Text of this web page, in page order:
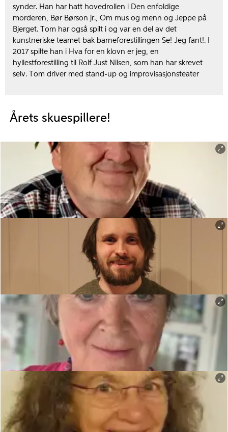
synder. Han har hatt hovedrollen i Den enfoldige
morderen, Bør Børson jr., Om mus og menn og Jeppe på
Bjerget. Tom har også spilt i og var en del av det
kunstneriske teamet bak barneforestillingen Se! Jeg fant!. I
2017 spilte han i Hva for en klovn er jeg, en
hyllestforestilling til Rolf Just Nilsen, som han har skrevet
selv. Tom driver med stand-up og improvisasjonsteater
Årets skuespillere!
Lars Hummer - Isak Tørud
Manus og Spå-Sara - Karen Høie